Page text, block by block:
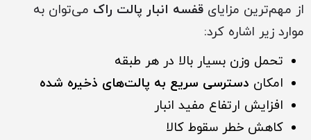
از مهم‌ترین مزایای قفسه انبار پالت راک می‌توان به
موارد زیر اشاره کرد:
تحمل وزن بسیار بالا در هر طبقه
امکان دسترسی سریع به پالت‌های ذخیره شده
افزایش ارتفاع مفید انبار
کاهش خطر سقوط کالا